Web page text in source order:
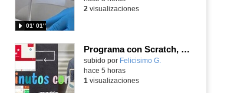
01′ 01″
2 visualizaciones
Programa con Scratch, 8 diferentes juegos para vivir la emoción de los partidos de España en el mundial 2026
Contenido educativo.
subido por Felicisimo G.
hace 5 horas
1 visualizaciones